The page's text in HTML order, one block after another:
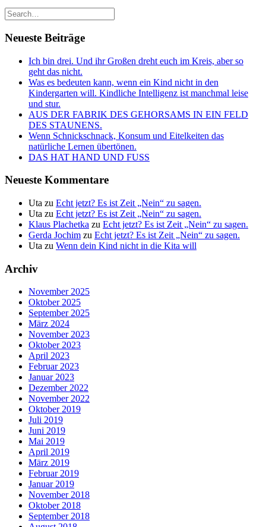
Neueste Beiträge
Ich bin drei. Und ihr Großen dreht euch im Kreis, aber so
geht das nicht.
Was es bedeuten kann, wenn ein Kind nicht in den
Kindergarten will. Kindliche Intelligenz ist manchmal leise
und stur.
AUS DER FABRIK DES GEHORSAMS IN EIN FELD
DES STAUNENS.
Wenn Schnickschnack, Konsum und Eitelkeiten das
natürliche Lernen übertönen.
DAS HAT HAND UND FUSS
Neueste Kommentare
Uta zu Echt jetzt? Es ist Zeit „Nein“ zu sagen.
Uta zu Echt jetzt? Es ist Zeit „Nein“ zu sagen.
Klaus Plachetka zu Echt jetzt? Es ist Zeit „Nein“ zu sagen.
Gerda Jochim zu Echt jetzt? Es ist Zeit „Nein“ zu sagen.
Uta zu Wenn dein Kind nicht in die Kita will
Archiv
November 2025
Oktober 2025
September 2025
März 2024
November 2023
Oktober 2023
April 2023
Februar 2023
Januar 2023
Dezember 2022
November 2022
Oktober 2019
Juli 2019
Juni 2019
Mai 2019
April 2019
März 2019
Februar 2019
Januar 2019
November 2018
Oktober 2018
September 2018